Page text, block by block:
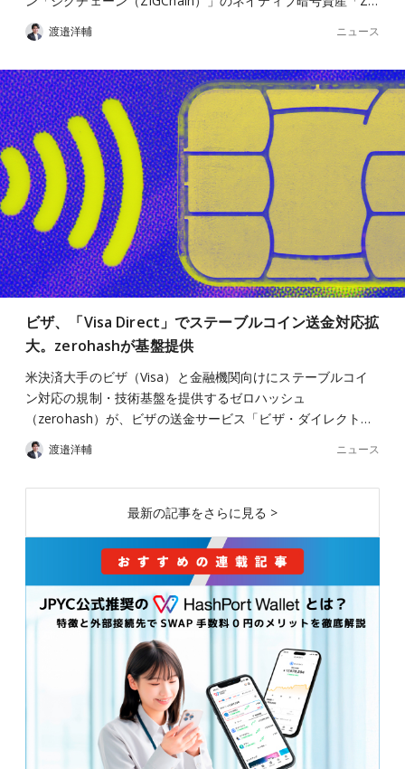
渡邉洋輔 ニュース
ビザ、「Visa Direct」でステーブルコイン送金対応拡
大。zerohashが基盤提供
米決済大手のビザ（Visa）と金融機関向けにステーブルコイ
ン対応の規制・技術基盤を提供するゼロハッシュ
（zerohash）が、ビザの送金サービス「ビザ・ダイレクト…
渡邉洋輔 ニュース
最新の記事をさらに見る >